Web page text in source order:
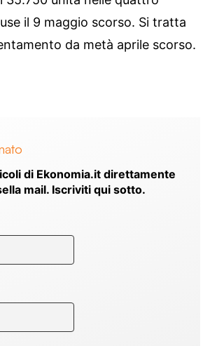
il 9 maggio scorso. Si tratta
da metà aprile scorso.
di Ekonomia.it direttamente
mail. Iscriviti qui sotto.